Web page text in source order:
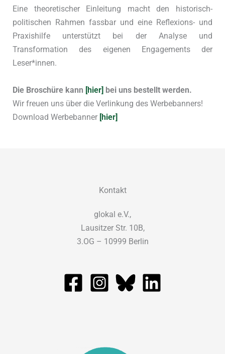
Eine theoretischer Einleitung macht den historisch-
politischen Rahmen fassbar und eine Reflexions- und
Praxishilfe unterstützt bei der Analyse und
Transformation des eigenen Engagements der
Leser*innen.
Die Broschüre kann [hier] bei uns bestellt werden.
Wir freuen uns über die Verlinkung des Werbebanners!
Download Werbebanner [hier]
Kontakt
glokal e.V.,
Lausitzer Str. 10B,
3.OG – 10999 Berlin